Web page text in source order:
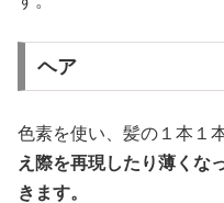
ヘア
色素を使い、髪の１本１
え際を再現したり薄くな
きます。